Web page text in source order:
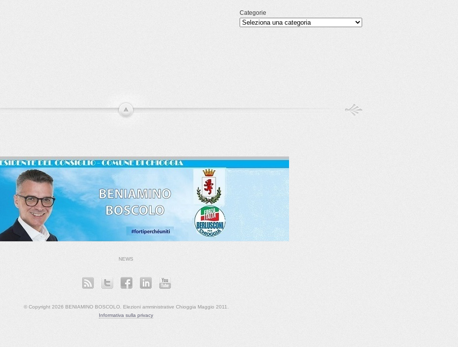
Categorie
NEWS
© Copyright 2026 BENIAMINO BOSCOLO. Elezioni amministrative Chioggia Maggio 2011.
Informativa sulla privacy